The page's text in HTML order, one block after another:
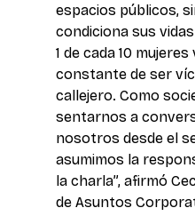
espacios públicos,
condiciona sus
1 de cada 10
constante de ser
callejero. Como
sentarnos a
nosotros desde el
asumimos la
la charla”, afirmó
de Asuntos